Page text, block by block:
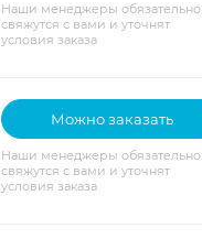
Наши менеджеры обязательно
свяжутся с вами и уточнят
условия заказа
Можно заказать
Наши менеджеры обязательно
свяжутся с вами и уточнят
условия заказа